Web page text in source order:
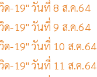
ด-19" วันที่ 8 ส.ค.64
ด-19" วันที่ 9 ส.ค.64
ด-19" วันที่ 10 ส.ค.64
ด-19" วันที่ 11 ส.ค.64